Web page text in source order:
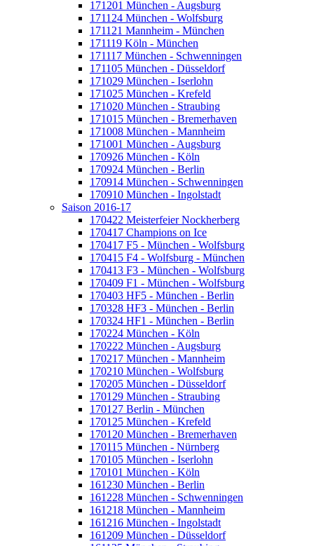
171201 München - Augsburg
171124 München - Wolfsburg
171121 Mannheim - München
171119 Köln - München
171117 München - Schwenningen
171105 München - Düsseldorf
171029 München - Iserlohn
171025 München - Krefeld
171020 München - Straubing
171015 München - Bremerhaven
171008 München - Mannheim
171001 München - Augsburg
170926 München - Köln
170924 München - Berlin
170914 München - Schwenningen
170910 München - Ingolstadt
Saison 2016-17
170422 Meisterfeier Nockherberg
170417 Champions on Ice
170417 F5 - München - Wolfsburg
170415 F4 - Wolfsburg - München
170413 F3 - München - Wolfsburg
170409 F1 - München - Wolfsburg
170403 HF5 - München - Berlin
170328 HF3 - München - Berlin
170324 HF1 - München - Berlin
170224 München - Köln
170222 München - Augsburg
170217 München - Mannheim
170210 München - Wolfsburg
170205 München - Düsseldorf
170129 München - Straubing
170127 Berlin - München
170125 München - Krefeld
170120 München - Bremerhaven
170115 München - Nürnberg
170105 München - Iserlohn
170101 München - Köln
161230 München - Berlin
161228 München - Schwenningen
161218 München - Mannheim
161216 München - Ingolstadt
161209 München - Düsseldorf